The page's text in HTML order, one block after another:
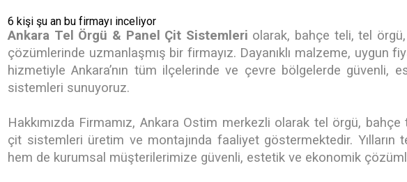
6 kişi şu an bu firmayı inceliyor
Ankara Tel Örgü & Panel Çit Sistemleri olarak, bahçe teli, tel
çözümlerinde uzmanlaşmış bir firmayız. Dayanıklı malzeme, uygun
hizmetiyle Ankara’nın tüm ilçelerinde ve çevre bölgelerde güvenli,
sistemleri sunuyoruz.
Hakkımızda Firmamız, Ankara Ostim merkezli olarak tel örgü,
çit sistemleri üretim ve montajında faaliyet göstermektedir. Yılların
hem de kurumsal müşterilerimize güvenli, estetik ve ekonomik